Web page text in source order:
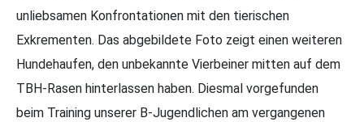
unliebsamen Konfrontationen mit den tierischen
Exkrementen. Das abgebildete Foto zeigt einen weiteren
Hundehaufen, den unbekannte Vierbeiner mitten auf dem
TBH-Rasen hinterlassen haben. Diesmal vorgefunden
beim Training unserer B-Jugendlichen am vergangenen